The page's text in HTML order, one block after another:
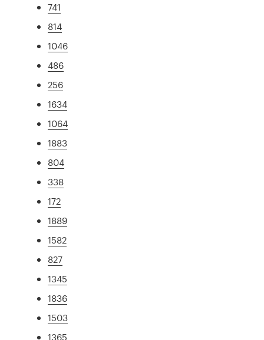
741
814
1046
486
256
1634
1064
1883
804
338
172
1889
1582
827
1345
1836
1503
1365